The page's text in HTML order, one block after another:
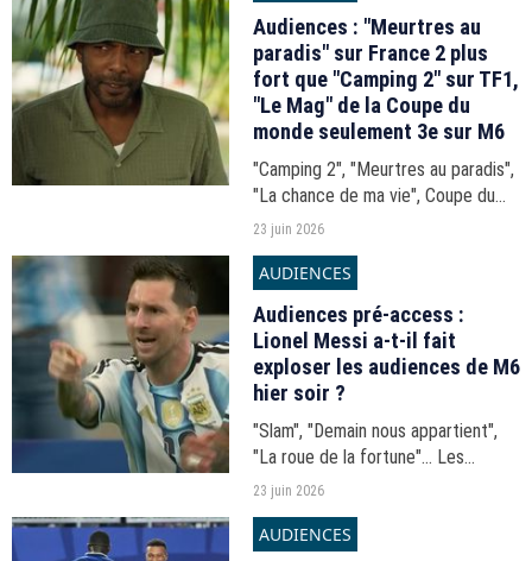
Audiences : "Meurtres au
paradis" sur France 2 plus
fort que "Camping 2" sur TF1,
"Le Mag" de la Coupe du
monde seulement 3e sur M6
"Camping 2", "Meurtres au paradis",
"La chance de ma vie", Coupe du
monde de football... Les audiences
23 juin 2026
AUDIENCES
Audiences pré-access :
Lionel Messi a-t-il fait
exploser les audiences de M6
hier soir ?
"Slam", "Demain nous appartient",
"La roue de la fortune"... Les
audiences du 17h-20h du lundi 22
23 juin 2026
AUDIENCES